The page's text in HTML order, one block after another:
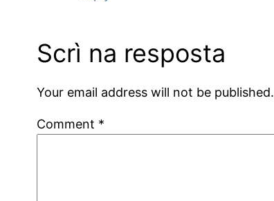
Scrì na resposta
Your email address will not be published.
Comment *